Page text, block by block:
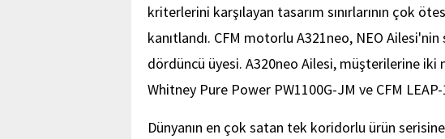
kriterlerini karşılayan tasarım sınırlarının çok
kanıtlandı. CFM motorlu A321neo, NEO
dördüncü üyesi. A320neo Ailesi, müşterilerine
Whitney Pure Power PW1100G-JM ve CFM LEAP-
Dünyanın en çok satan tek koridorlu ürün